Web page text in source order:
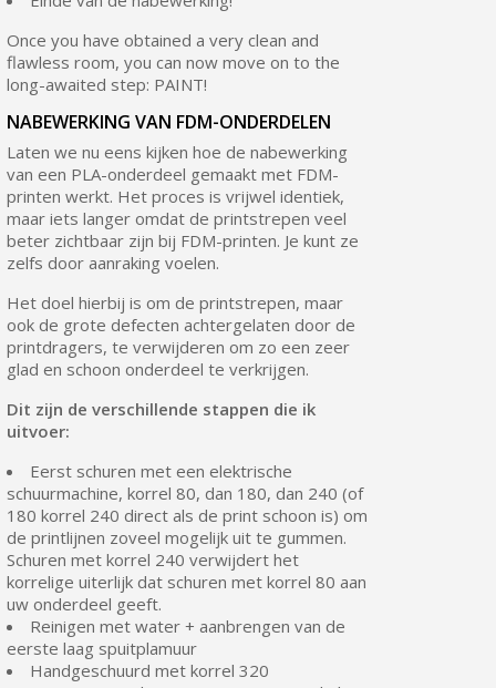
Once you have obtained a very clean and
flawless room, you can now move on to the
long-awaited step: PAINT!
NABEWERKING VAN FDM-ONDERDELEN
Laten we nu eens kijken hoe de nabewerking
van een PLA-onderdeel gemaakt met FDM-
printen werkt. Het proces is vrijwel identiek,
maar iets langer omdat de printstrepen veel
beter zichtbaar zijn bij FDM-printen. Je kunt ze
zelfs door aanraking voelen.
Het doel hierbij is om de printstrepen, maar
ook de grote defecten achtergelaten door de
printdragers, te verwijderen om zo een zeer
glad en schoon onderdeel te verkrijgen.
Dit zijn de verschillende stappen die ik
uitvoer:
Eerst schuren met een elektrische
schuurmachine, korrel 80, dan 180, dan 240 (of
180 korrel 240 direct als de print schoon is) om
de printlijnen zoveel mogelijk uit te gummen.
Schuren met korrel 240 verwijdert het
korrelige uiterlijk dat schuren met korrel 80 aan
uw onderdeel geeft.
Reinigen met water + aanbrengen van de
eerste laag spuitplamuur
Handgeschuurd met korrel 320